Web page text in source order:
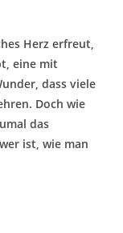
Herz erfreut,
eine mit
dass viele
Doch wie
das
ist, wie man